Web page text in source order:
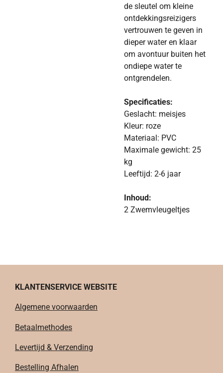
de sleutel om kleine
ontdekkingsreizigers
vertrouwen te geven in
dieper water en klaar
om avontuur buiten het
ondiepe water te
ontgrendelen.
Specificaties:
Geslacht: meisjes
Kleur: roze
Materiaal: PVC
Maximale gewicht: 25
kg
Leeftijd: 2-6 jaar
Inhoud:
2 Zwemvleugeltjes
KLANTENSERVICE WEBSITE
Algemene voorwaarden
Betaalmethodes
Levertijd & Verzending
Bestelling Afhalen